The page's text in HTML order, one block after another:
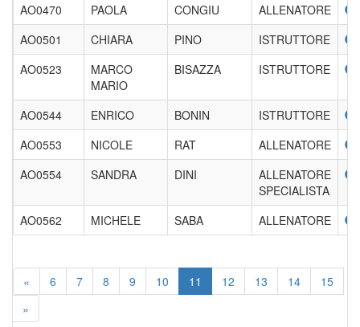
AO0470
PAOLA CONGIU
ALLENATORE
AO0501
CHIARA PINO
ISTRUTTORE
AO0523
MARCO
MARIO
BISAZZA ISTRUTTORE
AO0544 ENRICO BONIN
ISTRUTTORE
AO0553
NICOLE RAT
ALLENATORE
AO0554
SANDRA DINI
ALLENATORE
SPECIALISTA
AO0562
MICHELE SABA ALLENATORE
« 6 7 8 9 10 11 12 13 14
15
»